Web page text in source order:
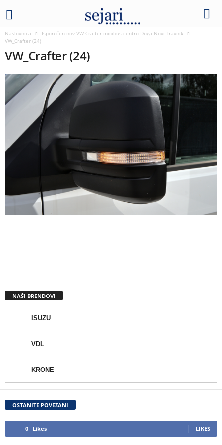
Naslovnica
Isporučen nov VW Crafter minibus centru Duga Novi Travnik
VW_Crafter (24)
VW_Crafter (24)
NAŠI BRENDOVI
ISUZU
VDL
KRONE
OSTANITE POVEZANI
0 Likes LIKES